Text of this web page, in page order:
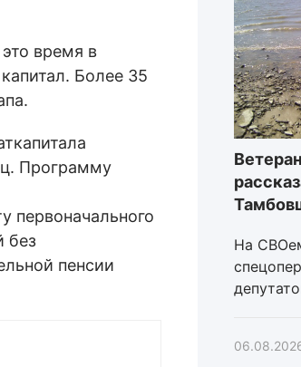
время в
Более 35
Программу
первоначального
без
пенсии
На